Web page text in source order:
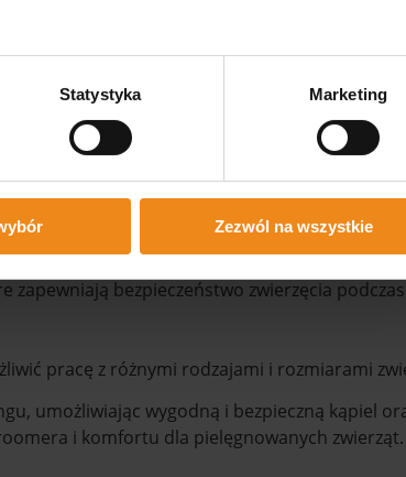
Statystyka Marketing
Zezwól na wszystkie
groomerskim.
do smyczy lub półki do przechowywania
porządku wokół miejsca pracy.
aby utrzymać higieniczne warunki
bezpieczeństwo zwierzęcia
pracę z różnymi rodzajami i rozmiarami
umożliwiając wygodną i bezpieczną kąpiel
i komfortu dla pielęgnowanych zwierząt.